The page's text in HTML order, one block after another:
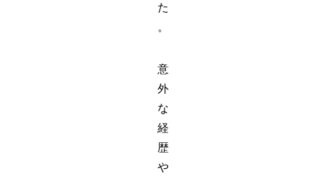
た
。
意
外
な
経
歴
や